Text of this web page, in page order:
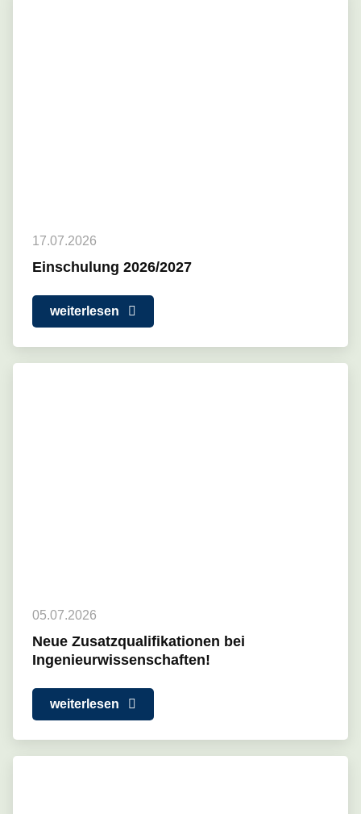
17.07.2026
Einschulung 2026/2027
weiterlesen
05.07.2026
Neue Zusatzqualifikationen bei
Ingenieurwissenschaften!
weiterlesen